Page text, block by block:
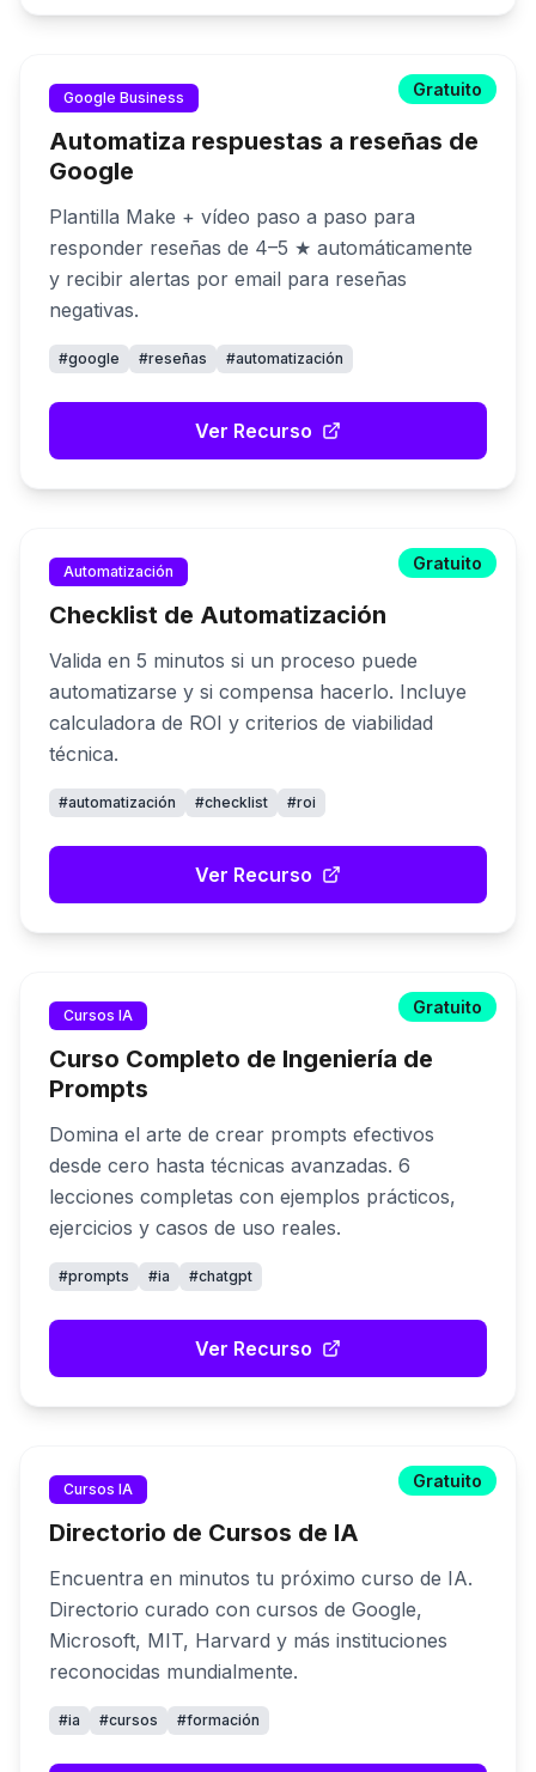
Gratuito
Google Business
Automatiza respuestas a reseñas de
Google
Plantilla Make + vídeo paso a paso para
responder reseñas de 4–5 ★ automáticamente
y recibir alertas por email para reseñas
negativas.
#google #reseñas #automatización
Ver Recurso
Gratuito
Automatización
Checklist de Automatización
Valida en 5 minutos si un proceso puede
automatizarse y si compensa hacerlo. Incluye
calculadora de ROI y criterios de viabilidad
técnica.
#automatización #checklist #roi
Ver Recurso
Gratuito
Cursos IA
Curso Completo de Ingeniería de
Prompts
Domina el arte de crear prompts efectivos
desde cero hasta técnicas avanzadas. 6
lecciones completas con ejemplos prácticos,
ejercicios y casos de uso reales.
#prompts #ia #chatgpt
Ver Recurso
Gratuito
Cursos IA
Directorio de Cursos de IA
Encuentra en minutos tu próximo curso de IA.
Directorio curado con cursos de Google,
Microsoft, MIT, Harvard y más instituciones
reconocidas mundialmente.
#ia #cursos #formación